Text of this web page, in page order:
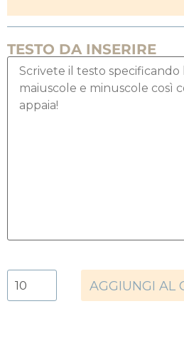
TESTO DA INSERIRE
AGGIUNGI AL